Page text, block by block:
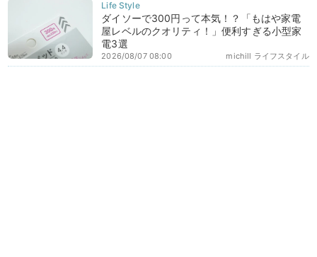
ダイソーで300円って本気！？「もはや家電
屋レベルのクオリティ！」便利すぎる小型家
電3選
michill ライフスタイル
2026/08/07 08:00